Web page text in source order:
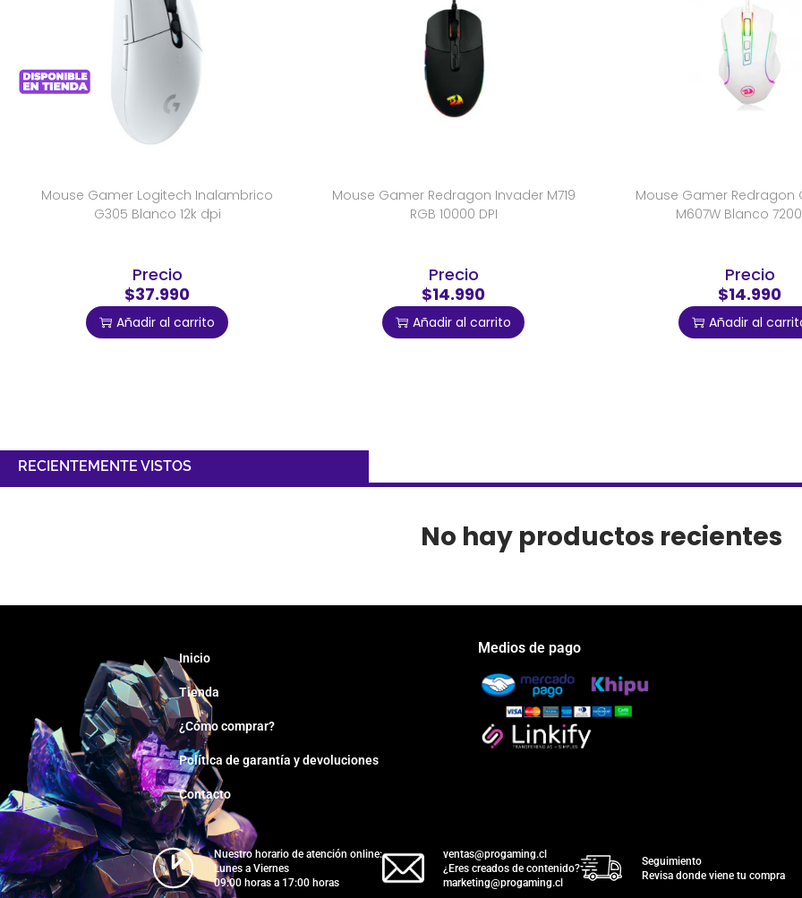
Mouse Gamer Logitech Inalambrico
G305 Blanco 12k dpi
Precio
$37.990
Añadir al carrito
Mouse Gamer Redragon Invader M719
RGB 10000 DPI
Precio
$14.990
Añadir al carrito
Mouse Gamer Redragon
M607W Blanco 7200
Precio
$14.990
Añadir al
RECIENTEMENTE VISTOS
No hay productos recientes
Inicio
Tienda
¿Cómo comprar?
Política de garantía y devoluciones
Contacto
Medios de pago
Nuestro horario de atención online:
Lunes a Viernes
09:00 horas a 17:00 horas
ventas@progaming.cl
¿Eres creados de contenido?
marketing@progaming.cl
Seguimiento
Revisa donde viene tu compra